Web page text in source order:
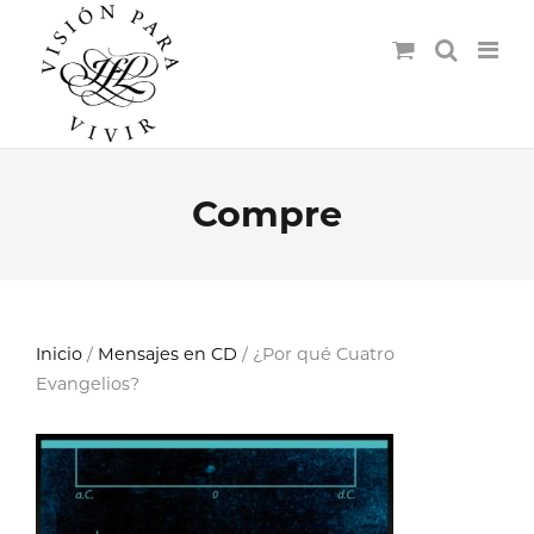
Compre
Inicio / Mensajes en CD / ¿Por qué Cuatro
Evangelios?